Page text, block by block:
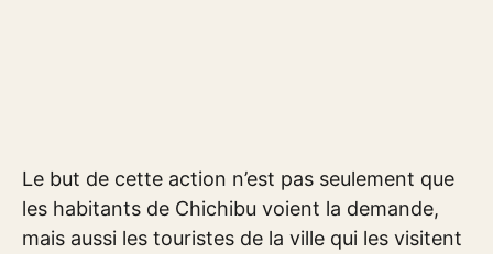
Le but de cette action n’est pas seulement que
les habitants de Chichibu voient la demande,
mais aussi les touristes de la ville qui les visitent